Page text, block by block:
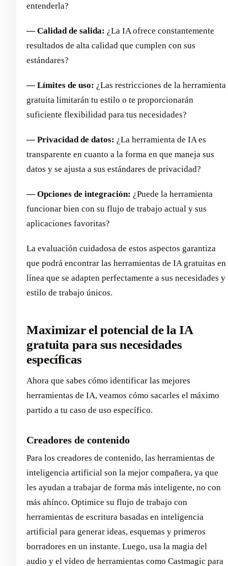
entenderla?
— Calidad de salida: ¿La IA ofrece constantemente
resultados de alta calidad que cumplen con sus
estándares?
— Límites de uso: ¿Las restricciones de la herramienta
gratuita limitarán tu estilo o te proporcionarán
suficiente flexibilidad para tus necesidades?
— Privacidad de datos: ¿La herramienta de IA es
transparente en cuanto a la forma en que maneja sus
datos y se ajusta a sus estándares de privacidad?
— Opciones de integración: ¿Puede la herramienta
funcionar bien con su flujo de trabajo actual y sus
aplicaciones favoritas?
La evaluación cuidadosa de estos aspectos garantiza
que podrá encontrar las herramientas de IA gratuitas en
línea que se adapten perfectamente a sus necesidades y
estilo de trabajo únicos.
Maximizar el potencial de la IA
gratuita para sus necesidades
específicas
Ahora que sabes cómo identificar las mejores
herramientas de IA, veamos cómo sacarles el máximo
partido a tu caso de uso específico.
Creadores de contenido
Para los creadores de contenido, las herramientas de
inteligencia artificial son la mejor compañera, ya que
les ayudan a trabajar de forma más inteligente, no con
más ahínco. Optimice su flujo de trabajo con
herramientas de escritura basadas en inteligencia
artificial para generar ideas, esquemas y primeros
borradores en un instante. Luego, usa la magia del
audio y el vídeo de herramientas como Castmagic para